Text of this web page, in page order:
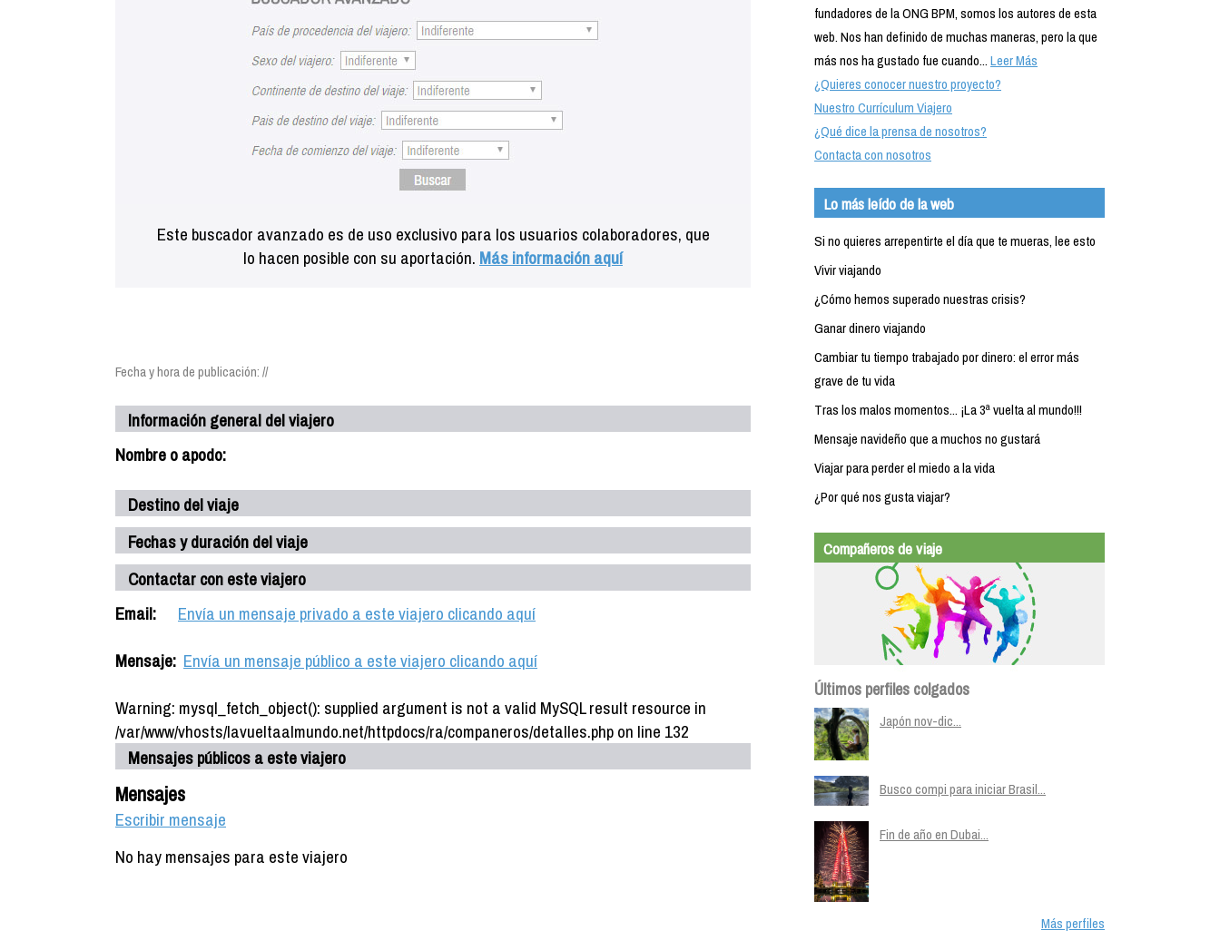
Este buscador avanzado es de uso exclusivo para los usuarios colaboradores, que
lo hacen posible con su aportación. Más información aquí
Fecha y hora de publicación: //
Información general del viajero
Nombre o apodo:
Destino del viaje
Fechas y duración del viaje
Contactar con este viajero
Email:
Envía un mensaje privado a este viajero clicando aquí
Mensaje: Envía un mensaje público a este viajero clicando aquí
Warning: mysql_fetch_object(): supplied argument is not a valid MySQL result resource in
/var/www/vhosts/lavueltaalmundo.net/httpdocs/ra/companeros/detalles.php on line 132
Mensajes públicos a este viajero
Mensajes
Escribir mensaje
No hay mensajes para este viajero
fundadores de la ONG BPM, somos los autores de esta
web. Nos han definido de muchas maneras, pero la que
más nos ha gustado fue cuando...Leer Más
¿Quieres conocer nuestro proyecto?
Nuestro Currículum Viajero
¿Qué dice la prensa de nosotros?
Contacta con nosotros
Lo más leído de la web
Si no quieres arrepentirte el día que te mueras, lee esto
Vivir viajando
¿Cómo hemos superado nuestras crisis?
Ganar dinero viajando
Cambiar tu tiempo trabajado por dinero: el error más
grave de tu vida
Tras los malos momentos... ¡La 3ª vuelta al mundo!!!
Mensaje navideño que a muchos no gustará
Viajar para perder el miedo a la vida
¿Por qué nos gusta viajar?
Compañeros de viaje
Últimos perfiles colgados
Japón nov-dic...
Busco compi para iniciar Brasil...
Fin de año en Dubai...
Más perfiles